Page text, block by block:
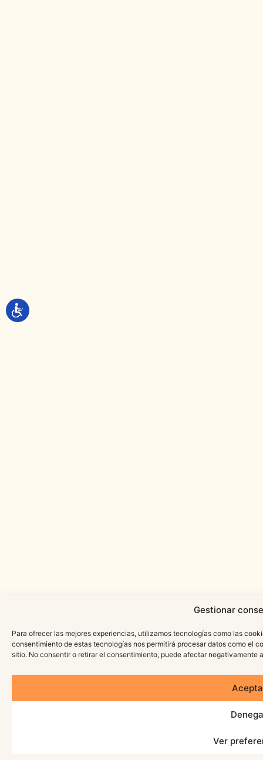
Gestionar
Para ofrecer las mejores experiencias, utilizamos tecnologías como las
consentimiento de estas tecnologías nos permitirá procesar datos como el
sitio. No consentir o retirar el consentimiento, puede afectar negativamente
Ver